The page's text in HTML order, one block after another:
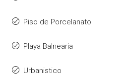
Piso de Porcelanato
Playa Balnearia
Urbanistico